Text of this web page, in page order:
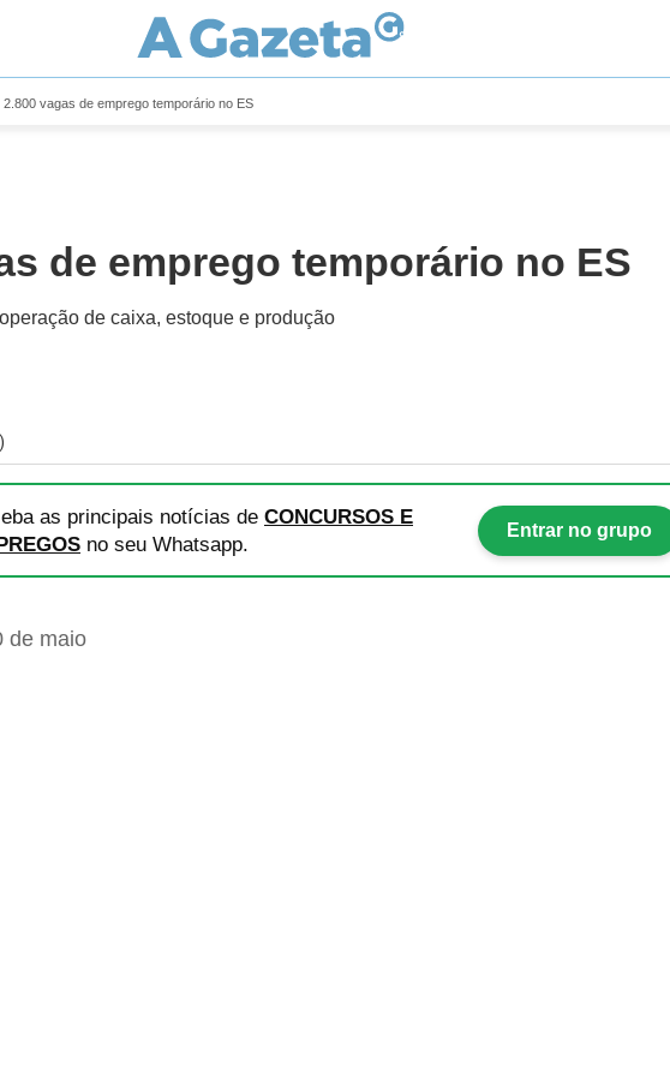
vagas de emprego temporário no ES
de emprego temporário no ES
de caixa, estoque e produção
as principais notícias de CONCURSOS E
no seu Whatsapp.
Entrar no grupo